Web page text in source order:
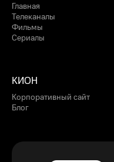
Главная
Телеканалы
Фильмы
Сериалы
КИОН
Корпоративный сайт
Блог